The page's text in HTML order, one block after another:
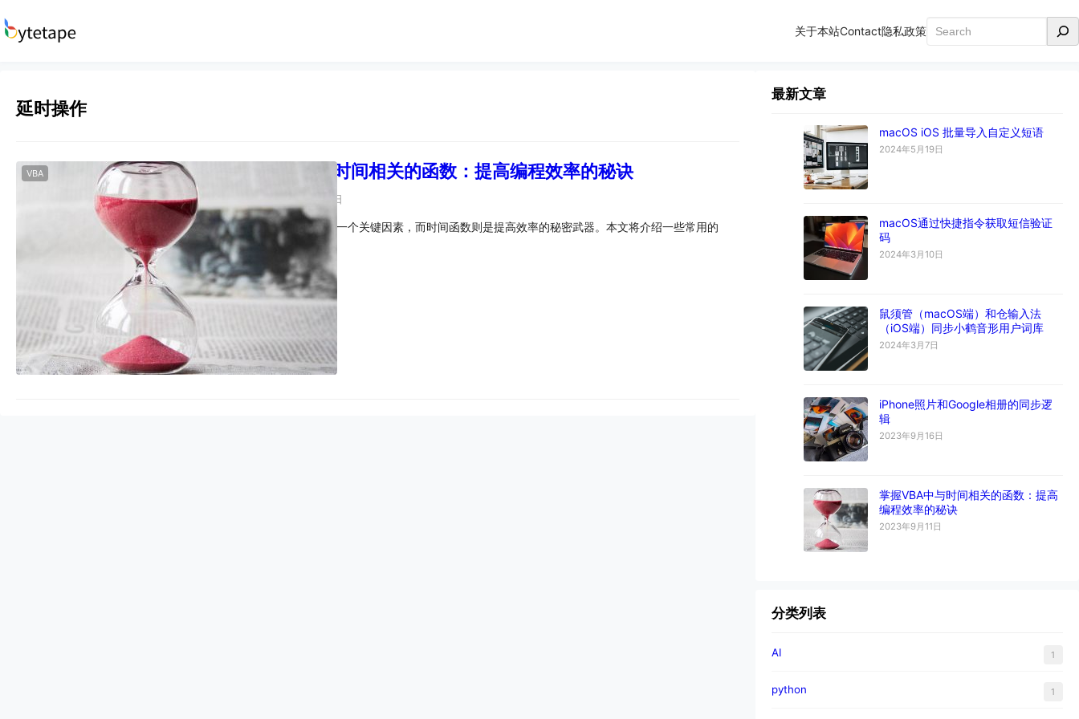
关于本站Contact隐私政策搜
延时操作
掌握VBA中与时间相关的函数：提高编程效率的秘诀
2023年9月11日
VBA
在VBA编程中，时间是一个关键因素，而时间函数则是提高效率的秘密武器。本文将介绍一些常用的
VBA时间函数，以及…
最新文章
macOS iOS 批量导入自定义短语
2024年5月19日
macOS通过快捷指令获取短信验证
码
2024年3月10日
鼠须管（macOS端）和仓输入法
（iOS端）同步小鹤音形用户词库
2024年3月7日
iPhone照片和Google相册的同步逻
辑
2023年9月16日
掌握VBA中与时间相关的函数：提高
编程效率的秘诀
2023年9月11日
分类列表
AI 1
python 1